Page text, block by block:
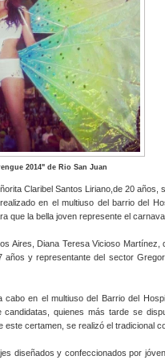
2014" de Rio San Juan
Claribel Santos Liriano,de 20 años,
en el multiuso del barrio del
que la bella joven represente el
Aires, Diana Teresa Vicioso Martínez,
y representante del sector
cabo en el multiuso del Barrio del
candidatas, quienes más tarde se
este certamen, se realizó el tradicional
diseñados y confeccionados por